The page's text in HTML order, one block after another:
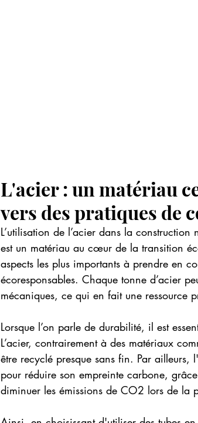
L'acier : un matériau
vers des pratiques de
L’utilisation de l’acier dans la
est un matériau au cœur de la transition
aspects les plus importants à prendre en
écoresponsables. Chaque tonne d’acier
mécaniques, ce qui en fait une ressource
Lorsque l’on parle de durabilité, il est
L’acier, contrairement à des matériaux
être recyclé presque sans fin. Par
pour réduire son empreinte carbone,
diminuer les émissions de CO2 lors de la